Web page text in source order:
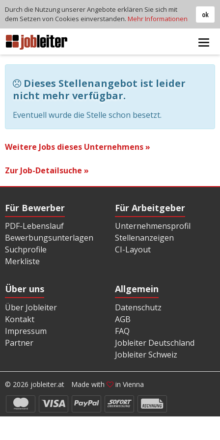
Dieses Stellenangebot ist leider
nicht mehr verfügbar.
Eventuell wurde die Stelle schon besetzt.
Weitere Jobs dieses Unternehmens »
Zur Job-Detailsuche »
Für Bewerber
PDF-Lebenslauf
Bewerbungsunterlagen
Suchprofile
Merkliste
Für Arbeitgeber
Unternehmensprofil
Stellenanzeigen
CI-Layout
Über uns
Über Jobleiter
Kontakt
Impressum
Partner
Allgemein
Datenschutz
AGB
FAQ
Jobleiter Deutschland
Jobleiter Schweiz
© 2026 jobleiter.at Made with in Vienna
ok
Durch die Nutzung unserer Angebote erklären Sie sich mit
dem Setzen von Cookies einverstanden. Mehr Informationen